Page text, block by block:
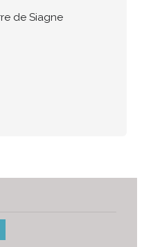
de Siagne